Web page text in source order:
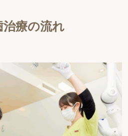
治療の流れ